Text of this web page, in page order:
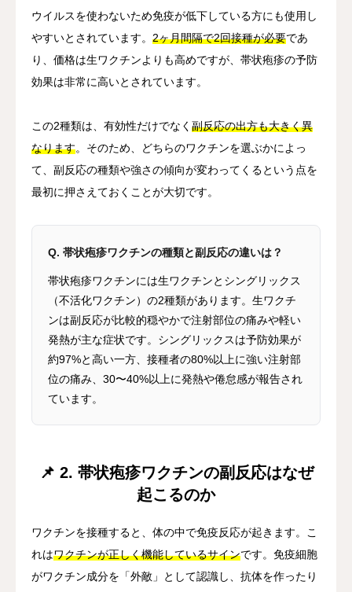
ウイルスを使わないため免疫が低下している方にも使用し
やすいとされています。 2ヶ月間隔で2回接種が必要であ
り、価格は生ワクチンよりも高めですが、帯状疱疹の予防
効果は非常に高いとされています。
この2種類は、有効性だけでなく 副反応の出方も大きく異
なります。そのため、どちらのワクチンを選ぶかによっ
て、副反応の種類や強さの傾向が変わってくるという点を
最初に押さえておくことが大切です。
Q. 帯状疱疹ワクチンの種類と副反応の違いは？
帯状疱疹ワクチンには生ワクチンとシングリックス
（不活化ワクチン）の2種類があります。生ワクチ
ンは副反応が比較的穏やかで注射部位の痛みや軽い
発熱が主な症状です。シングリックスは予防効果が
約97%と高い一方、接種者の80%以上に強い注射部
位の痛み、30〜40%以上に発熱や倦怠感が報告され
ています。
📌 2. 帯状疱疹ワクチンの副反応はなぜ
起こるのか
ワクチンを接種すると、体の中で免疫反応が起きます。こ
れはワクチンが正しく機能しているサインです。免疫細胞
がワクチン成分を「外敵」として認識し、抗体を作ったり